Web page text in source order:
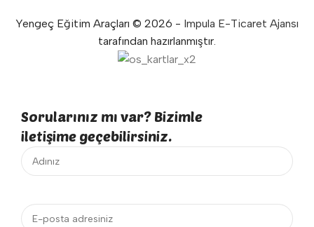
Yengeç Eğitim Araçları © 2026 - Impula E-Ticaret Ajansı
tarafından hazırlanmıştır.
Sorularınız mı var? Bizimle
iletişime geçebilirsiniz.